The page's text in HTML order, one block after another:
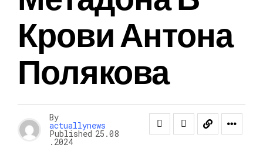
Крови Антона
Полякова
By
actuallynews
Published 25.08
.2024